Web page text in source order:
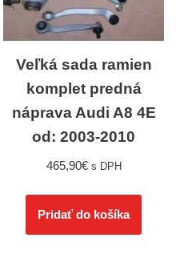
Veľká sada ramien
komplet predná
náprava Audi A8 4E
od: 2003-2010
465,90€ s DPH
Pridať do košíka